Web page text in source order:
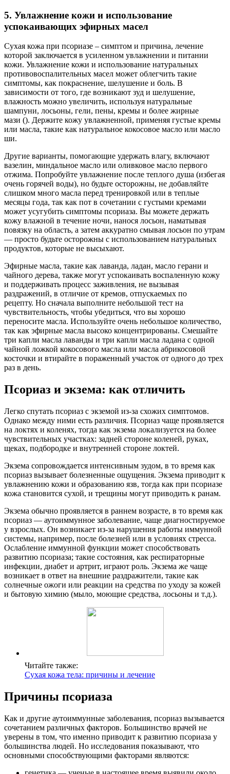
5. Увлажнение кожи и использование
успокаивающих эфирных масел
Сухая кожа при псориазе – симптом и причина, лечение
которой заключается в усиленном увлажнении и питании
кожи. Увлажнение кожи и использование натуральных
противовоспалительных масел может облегчить такие
симптомы, как покраснение, шелушение и боль. В
зависимости от того, где возникают зуд и шелушение,
влажность можно увеличить, используя натуральные
шампуни, лосьоны, гели, пены, кремы и более жирные
мази (). Держите кожу увлажненной, применяя густые кремы
или масла, такие как натуральное кокосовое масло или масло
ши.
Другие варианты, помогающие удержать влагу, включают
вазелин, миндальное масло или оливковое масло первого
отжима. Попробуйте увлажнение после теплого душа (избегая
очень горячей воды), но будьте осторожны, не добавляйте
слишком много масла перед тренировкой или в теплые
месяцы года, так как пот в сочетании с густыми кремами
может усугубить симптомы псориаза. Вы можете держать
кожу влажной в течение ночи, нанося лосьон, наматывая
повязку на область, а затем аккуратно смывая лосьон по утрам
— просто будьте осторожны с использованием натуральных
продуктов, которые не высыхают.
Эфирные масла, такие как лаванда, ладан, масло герани и
чайного дерева, также могут успокаивать воспаленную кожу
и поддерживать процесс заживления, не вызывая
раздражений, в отличие от кремов, отпускаемых по
рецепту. Но сначала выполните небольшой тест на
чувствительность, чтобы убедиться, что вы хорошо
переносите масла. Используйте очень небольшое количество,
так как эфирные масла высоко концентрированы. Смешайте
три капли масла лаванды и три капли масла ладана с одной
чайной ложкой кокосового масла или масла абрикосовой
косточки и втирайте в пораженный участок от одного до трех
раз в день.
Псориаз и экзема: как отличить
Легко спутать псориаз с экземой из-за схожих симптомов.
Однако между ними есть различия. Псориаз чаще проявляется
на локтях и коленях, тогда как экзема локализуется на более
чувствительных участках: задней стороне коленей, руках,
щеках, подбородке и внутренней стороне локтей.
Экзема сопровождается интенсивным зудом, в то время как
псориаз вызывает болезненные ощущения. Экзема приводит к
увлажнению кожи и образованию язв, тогда как при псориазе
кожа становится сухой, и трещины могут приводить к ранам.
Экзема обычно проявляется в раннем возрасте, в то время как
псориаз — аутоиммунное заболевание, чаще диагностируемое
у взрослых. Он возникает из-за нарушения работы иммунной
системы, например, после болезней или в условиях стресса.
Ослабление иммунной функции может способствовать
развитию псориаза; такие состояния, как респираторные
инфекции, диабет и артрит, играют роль. Экзема же чаще
возникает в ответ на внешние раздражители, такие как
солнечные ожоги или реакции на средства по уходу за кожей
и бытовую химию (мыло, моющие средства, лосьоны и т.д.).
Читайте также:
Cухая кожа тела: причины и лечение
Причины псориаза
Как и другие аутоиммунные заболевания, псориаз вызывается
сочетанием различных факторов. Большинство врачей не
уверены в том, что именно приводит к развитию псориаза у
большинства людей. Но исследования показывают, что
основными способствующими факторами являются: